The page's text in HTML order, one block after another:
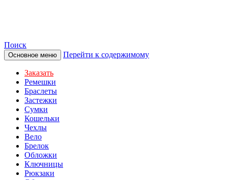
Поиск
Основное меню Перейти к содержимому
Заказать
Ремешки
Браслеты
Застежки
Сумки
Кошельки
Чехлы
Вело
Брелок
Обложки
Ключницы
Рюкзаки